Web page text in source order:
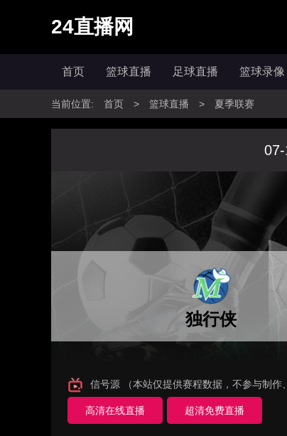
24直播网
首页 篮球直播 足球直播 篮球录像
当前位置: 首页 > 篮球直播 > 夏季联赛
独行侠
信号源 （本站仅提供赛程数据，不参与制作
高清在线直播 超清免费直播